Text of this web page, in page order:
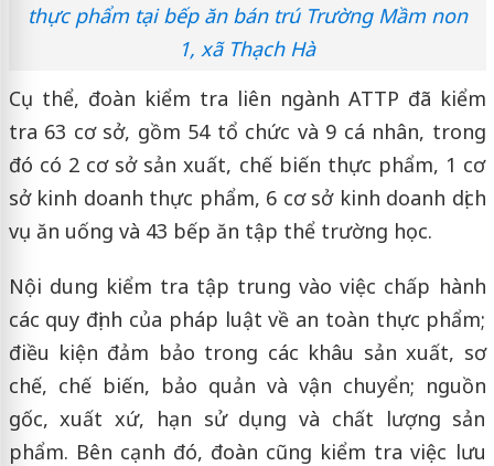
thực phẩm tại bếp ăn bán trú Trường Mầm non
1, xã Thạch Hà
Cụ thể, đoàn kiểm tra liên ngành ATTP đã kiểm
tra 63 cơ sở, gồm 54 tổ chức và 9 cá nhân, trong
đó có 2 cơ sở sản xuất, chế biến thực phẩm, 1 cơ
sở kinh doanh thực phẩm, 6 cơ sở kinh doanh dịch
vụ ăn uống và 43 bếp ăn tập thể trường học.
Nội dung kiểm tra tập trung vào việc chấp hành
các quy định của pháp luật về an toàn thực phẩm;
điều kiện đảm bảo trong các khâu sản xuất, sơ
chế, chế biến, bảo quản và vận chuyển; nguồn
gốc, xuất xứ, hạn sử dụng và chất lượng sản
phẩm. Bên cạnh đó, đoàn cũng kiểm tra việc lưu